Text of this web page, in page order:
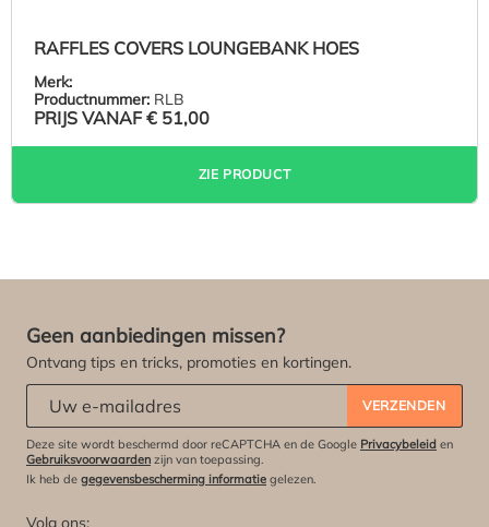
RAFFLES COVERS LOUNGEBANK HOES
Merk:
Productnummer: RLB
PRIJS VANAF € 51,00
ZIE PRODUCT
Geen aanbiedingen missen?
Ontvang tips en tricks, promoties en kortingen.
VERZENDEN
Deze site wordt beschermd door reCAPTCHA en de Google Privacybeleid en
Gebruiksvoorwaarden zijn van toepassing.
Ik heb de gegevensbescherming informatie gelezen.
Volg ons: